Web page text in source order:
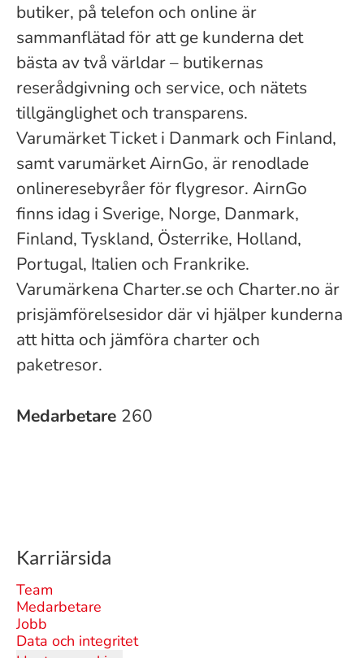
butiker, på telefon och online är
sammanflätad för att ge kunderna det
bästa av två världar – butikernas
reserådgivning och service, och nätets
tillgänglighet och transparens.
Varumärket Ticket i Danmark och Finland,
samt varumärket AirnGo, är renodlade
onlineresebyråer för flygresor. AirnGo
finns idag i Sverige, Norge, Danmark,
Finland, Tyskland, Österrike, Holland,
Portugal, Italien och Frankrike.
Varumärkena Charter.se och Charter.no är
prisjämförelsesidor där vi hjälper kunderna
att hitta och jämföra charter och
paketresor.
Medarbetare 260
Karriärsida
Team
Medarbetare
Jobb
Data och integritet